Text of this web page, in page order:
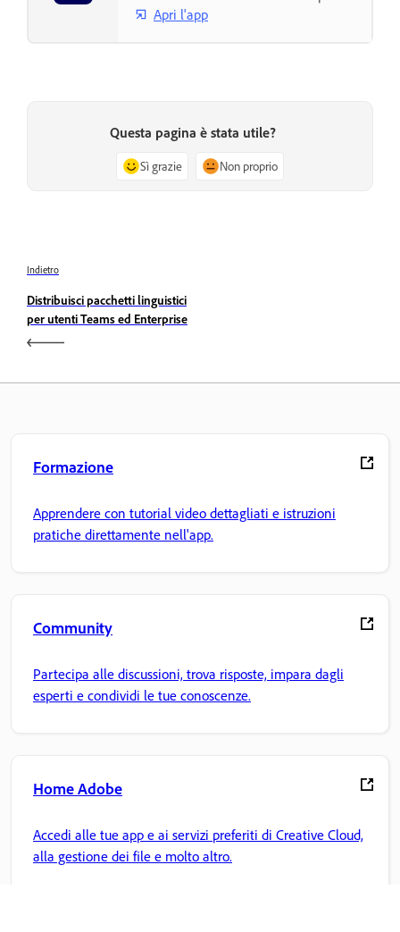
Apri l'app
Questa pagina è stata utile?
Sì grazie Non proprio
Indietro
Distribuisci pacchetti linguistici
per utenti Teams ed Enterprise
Formazione
Apprendere con tutorial video dettagliati e istruzioni
pratiche direttamente nell'app.
Community
Partecipa alle discussioni, trova risposte, impara dagli
esperti e condividi le tue conoscenze.
Home Adobe
Accedi alle tue app e ai servizi preferiti di Creative Cloud,
alla gestione dei file e molto altro.